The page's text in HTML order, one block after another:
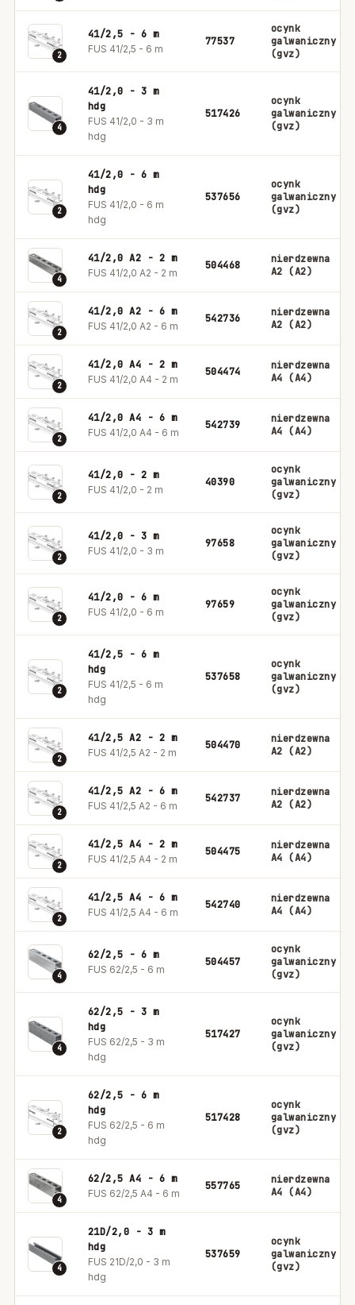
2
41/2,5 - 6 m
FUS 41/2,5 - 6 m
77537
ocynk
galwaniczny
(gvz)
4
41/2,0 - 3 m
hdg
FUS 41/2,0 - 3 m
hdg
517426
ocynk
galwaniczny
(gvz)
2
41/2,0 - 6 m
hdg
FUS 41/2,0 - 6 m
hdg
537656
ocynk
galwaniczny
(gvz)
4
41/2,0 A2 - 2 m
FUS 41/2,0 A2 - 2 m
504468
nierdzewna
A2 (A2)
2
41/2,0 A2 - 6 m
FUS 41/2,0 A2 - 6 m
542736
nierdzewna
A2 (A2)
2
41/2,0 A4 - 2 m
FUS 41/2,0 A4 - 2 m
504474
nierdzewna
A4 (A4)
2
41/2,0 A4 - 6 m
FUS 41/2,0 A4 - 6 m
542739
nierdzewna
A4 (A4)
2
41/2,0 - 2 m
FUS 41/2,0 - 2 m
40390
ocynk
galwaniczny
(gvz)
2
41/2,0 - 3 m
FUS 41/2,0 - 3 m
97658
ocynk
galwaniczny
(gvz)
2
41/2,0 - 6 m
FUS 41/2,0 - 6 m
97659
ocynk
galwaniczny
(gvz)
2
41/2,5 - 6 m
hdg
FUS 41/2,5 - 6 m
hdg
537658
ocynk
galwaniczny
(gvz)
2
41/2,5 A2 - 2 m
FUS 41/2,5 A2 - 2 m
504470
nierdzewna
A2 (A2)
2
41/2,5 A2 - 6 m
FUS 41/2,5 A2 - 6 m
542737
nierdzewna
A2 (A2)
2
41/2,5 A4 - 2 m
FUS 41/2,5 A4 - 2 m
504475
nierdzewna
A4 (A4)
2
41/2,5 A4 - 6 m
FUS 41/2,5 A4 - 6 m
542740
nierdzewna
A4 (A4)
4
62/2,5 - 6 m
FUS 62/2,5 - 6 m
504457
ocynk
galwaniczny
(gvz)
4
62/2,5 - 3 m
hdg
FUS 62/2,5 - 3 m
hdg
517427
ocynk
galwaniczny
(gvz)
2
62/2,5 - 6 m
hdg
FUS 62/2,5 - 6 m
hdg
517428
ocynk
galwaniczny
(gvz)
4
62/2,5 A4 - 6 m
FUS 62/2,5 A4 - 6 m
557765
nierdzewna
A4 (A4)
4
21D/2,0 - 3 m
hdg
FUS 21D/2,0 - 3 m
hdg
537659
ocynk
galwaniczny
(gvz)